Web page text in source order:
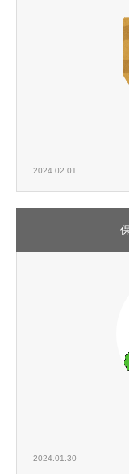
2024.02.01
2024.01.30